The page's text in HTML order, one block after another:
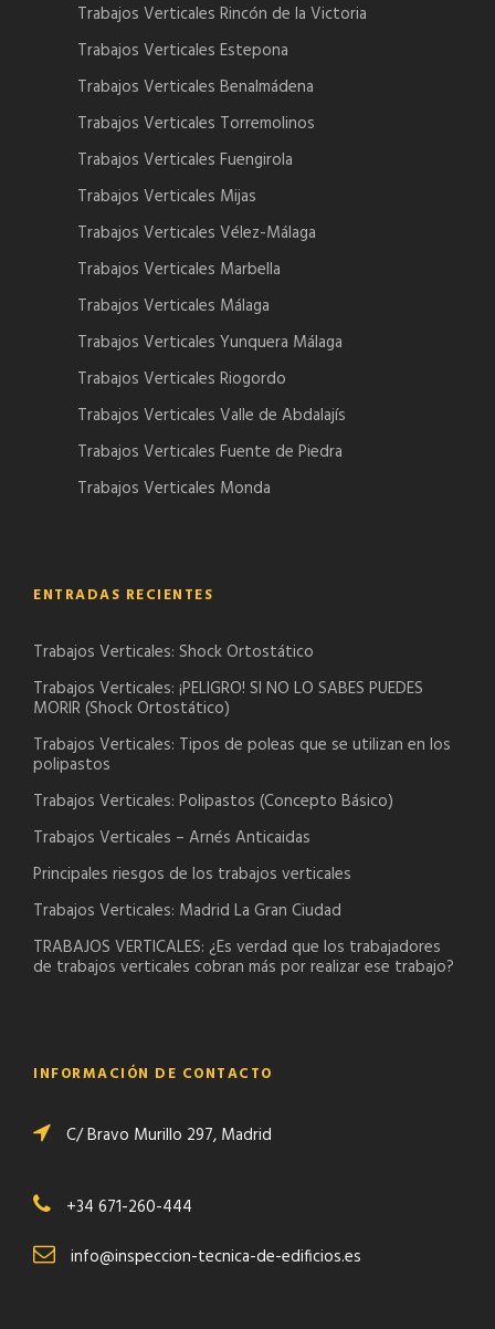
Trabajos Verticales Rincón de la Victoria
Trabajos Verticales Estepona
Trabajos Verticales Benalmádena
Trabajos Verticales Torremolinos
Trabajos Verticales Fuengirola
Trabajos Verticales Mijas
Trabajos Verticales Vélez-Málaga
Trabajos Verticales Marbella
Trabajos Verticales Málaga
Trabajos Verticales Yunquera Málaga
Trabajos Verticales Riogordo
Trabajos Verticales Valle de Abdalajís
Trabajos Verticales Fuente de Piedra
Trabajos Verticales Monda
ENTRADAS RECIENTES
Trabajos Verticales: Shock Ortostático
Trabajos Verticales: ¡PELIGRO! SI NO LO SABES PUEDES
MORIR (Shock Ortostático)
Trabajos Verticales: Tipos de poleas que se utilizan en los
polipastos
Trabajos Verticales: Polipastos (Concepto Básico)
Trabajos Verticales – Arnés Anticaidas
Principales riesgos de los trabajos verticales
Trabajos Verticales: Madrid La Gran Ciudad
TRABAJOS VERTICALES: ¿Es verdad que los trabajadores
de trabajos verticales cobran más por realizar ese trabajo?
INFORMACIÓN DE CONTACTO
C/ Bravo Murillo 297, Madrid
+34 671-260-444
info@inspeccion-tecnica-de-edificios.es